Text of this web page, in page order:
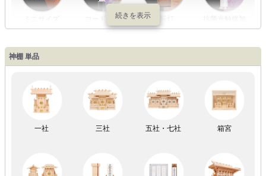
コードレス
工
LED灯 七色LED灯 和紙・絹製 木・竹製
初盆セット 贈るセット 盆提灯単品 一対セット
神棚 単品
一社 三社 五社・七社 箱宮